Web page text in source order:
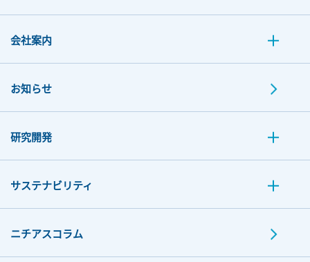
会社案内
お知らせ
研究開発
サステナビリティ
ニチアスコラム